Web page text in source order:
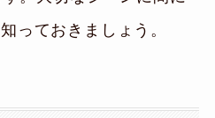
っておきましょう。